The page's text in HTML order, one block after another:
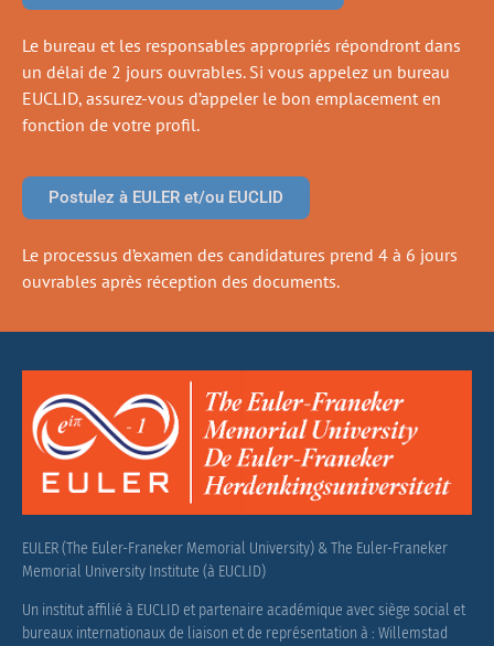
Le bureau et les responsables appropriés répondront dans
un délai de 2 jours ouvrables. Si vous appelez un bureau
EUCLID, assurez-vous d’appeler le bon emplacement en
fonction de votre profil.
Postulez à EULER et/ou EUCLID
Le processus d’examen des candidatures prend 4 à 6 jours
ouvrables après réception des documents.
EULER (The Euler-Franeker Memorial University) & The Euler-Franeker
Memorial University Institute (à EUCLID)
Un institut affilié à EUCLID et partenaire académique avec siège social et
bureaux internationaux de liaison et de représentation à : Willemstad